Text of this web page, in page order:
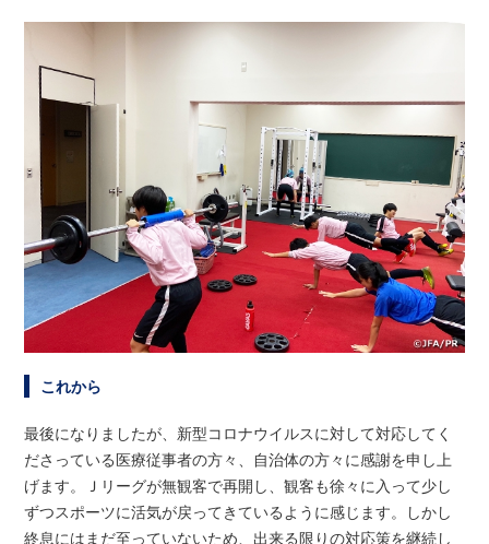
これから
最後になりましたが、新型コロナウイルスに対して対応してく
ださっている医療従事者の方々、自治体の方々に感謝を申し上
げます。Ｊリーグが無観客で再開し、観客も徐々に入って少し
ずつスポーツに活気が戻ってきているように感じます。しかし
終息にはまだ至っていないため、出来る限りの対応策を継続し